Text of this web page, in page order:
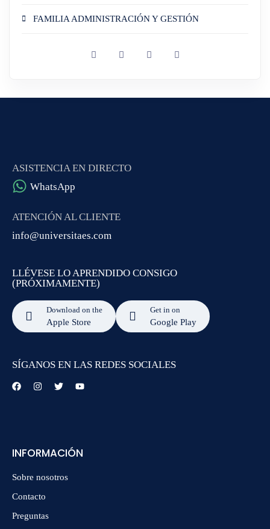
FAMILIA ADMINISTRACIÓN Y GESTIÓN
INFORMACIÓN
Sobre nosotros
Contacto
Preguntas
ASISTENCIA EN DIRECTO
WhatsApp
ATENCIÓN AL CLIENTE
info@universitaes.com
LLÉVESE LO APRENDIDO CONSIGO
(PRÓXIMAMENTE)
Download on the
Apple Store
Get in on
Google Play
SÍGANOS EN LAS REDES SOCIALES